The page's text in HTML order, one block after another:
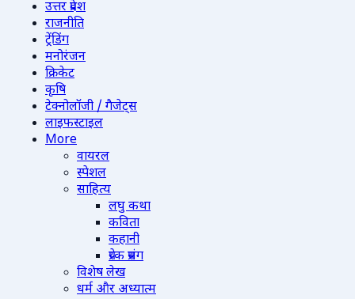
उत्तर प्रदेश
राजनीति
ट्रेंडिंग
मनोरंजन
क्रिकेट
कृषि
टेक्नोलॉजी / गैजेट्स
लाइफस्टाइल
More
वायरल
स्पेशल
साहित्य
लघु कथा
कविता
कहानी
प्रेरक प्रसंग
विशेष लेख
धर्म और अध्यात्म